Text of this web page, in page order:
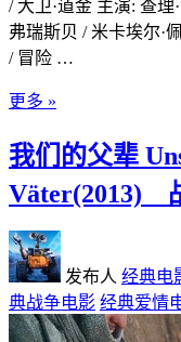
/ 大卫·道金 主演: 查理
弗瑞斯贝 / 米卡埃尔·
/ 冒险 …
更多 »
我们的父辈
Väter(2013) _
发布人 经典电
典战争电影 经典爱情